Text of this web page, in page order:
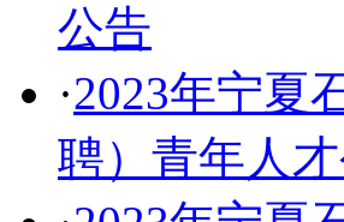
公告
·2023年宁夏
聘）青年人